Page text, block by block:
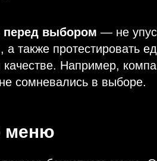
перед выбором — не
а также протестировать
качестве. Например,
сомневались в выборе.
меню